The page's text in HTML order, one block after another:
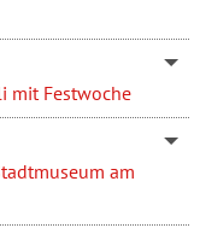
mit Festwoche
am